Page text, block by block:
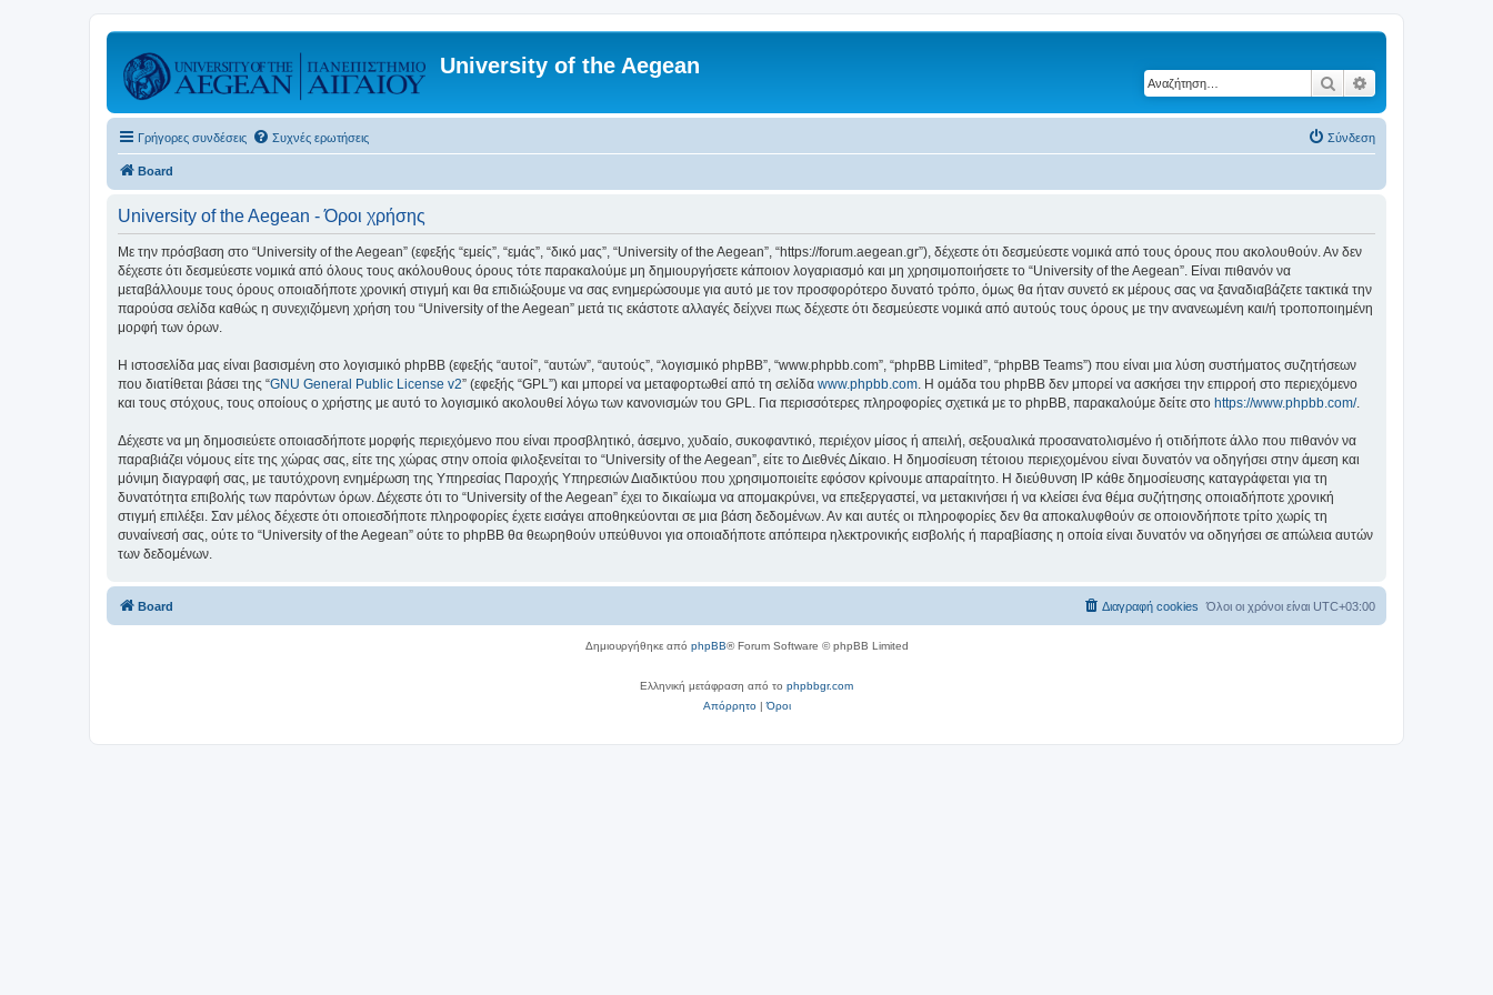
University of the Aegean
Αναζήτηση
Γρήγορες συνδέσεις Συχνές ερωτήσεις Σύνδεση
Board
University of the Aegean - Όροι χρήσης
Με την πρόσβαση στο “University of the Aegean” (εφεξής “εμείς”, “εμάς”, “δικό μας”, “University of the Aegean”, “https://forum.aegean.gr”), δέχεστε ότι δεσμεύεστε νομικά από τους όρους που ακολουθούν. Αν δεν
δέχεστε ότι δεσμεύεστε νομικά από όλους τους ακόλουθους όρους τότε παρακαλούμε μη δημιουργήσετε κάποιον λογαριασμό και μη χρησιμοποιήσετε το “University of the Aegean”. Είναι πιθανόν να
μεταβάλλουμε τους όρους οποιαδήποτε χρονική στιγμή και θα επιδιώξουμε να σας ενημερώσουμε για αυτό με τον προσφορότερο δυνατό τρόπο, όμως θα ήταν συνετό εκ μέρους σας να ξαναδιαβάζετε τακτικά την
παρούσα σελίδα καθώς η συνεχιζόμενη χρήση του “University of the Aegean” μετά τις εκάστοτε αλλαγές δείχνει πως δέχεστε ότι δεσμεύεστε νομικά από αυτούς τους όρους με την ανανεωμένη και/ή τροποποιημένη
μορφή των όρων.
Η ιστοσελίδα μας είναι βασισμένη στο λογισμικό phpBB (εφεξής “αυτοί”, “αυτών”, “αυτούς”, “λογισμικό phpBB”, “www.phpbb.com”, “phpBB Limited”, “phpBB Teams”) που είναι μια λύση συστήματος συζητήσεων
που διατίθεται βάσει της “GNU General Public License v2” (εφεξής “GPL”) και μπορεί να μεταφορτωθεί από τη σελίδα www.phpbb.com. Η ομάδα του phpBB δεν μπορεί να ασκήσει την επιρροή στο περιεχόμενο
και τους στόχους, τους οποίους ο χρήστης με αυτό το λογισμικό ακολουθεί λόγω των κανονισμών του GPL. Για περισσότερες πληροφορίες σχετικά με το phpBB, παρακαλούμε δείτε στο https://www.phpbb.com/.
Δέχεστε να μη δημοσιεύετε οποιασδήποτε μορφής περιεχόμενο που είναι προσβλητικό, άσεμνο, χυδαίο, συκοφαντικό, περιέχον μίσος ή απειλή, σεξουαλικά προσανατολισμένο ή οτιδήποτε άλλο που πιθανόν να
παραβιάζει νόμους είτε της χώρας σας, είτε της χώρας στην οποία φιλοξενείται το “University of the Aegean”, είτε το Διεθνές Δίκαιο. Η δημοσίευση τέτοιου περιεχομένου είναι δυνατόν να οδηγήσει στην άμεση και
μόνιμη διαγραφή σας, με ταυτόχρονη ενημέρωση της Υπηρεσίας Παροχής Υπηρεσιών Διαδικτύου που χρησιμοποιείτε εφόσον κρίνουμε απαραίτητο. Η διεύθυνση IP κάθε δημοσίευσης καταγράφεται για τη
δυνατότητα επιβολής των παρόντων όρων. Δέχεστε ότι το “University of the Aegean” έχει το δικαίωμα να απομακρύνει, να επεξεργαστεί, να μετακινήσει ή να κλείσει ένα θέμα συζήτησης οποιαδήποτε χρονική
στιγμή επιλέξει. Σαν μέλος δέχεστε ότι οποιεσδήποτε πληροφορίες έχετε εισάγει αποθηκεύονται σε μια βάση δεδομένων. Αν και αυτές οι πληροφορίες δεν θα αποκαλυφθούν σε οποιονδήποτε τρίτο χωρίς τη
συναίνεσή σας, ούτε το “University of the Aegean” ούτε το phpBB θα θεωρηθούν υπεύθυνοι για οποιαδήποτε απόπειρα ηλεκτρονικής εισβολής ή παραβίασης η οποία είναι δυνατόν να οδηγήσει σε απώλεια αυτών
των δεδομένων.
Board Όλοι οι χρόνοι είναι UTC+03:00
Διαγραφή cookies
Δημιουργήθηκε από phpBB® Forum Software © phpBB Limited
Ελληνική μετάφραση από το phpbbgr.com
Απόρρητο|Όροι